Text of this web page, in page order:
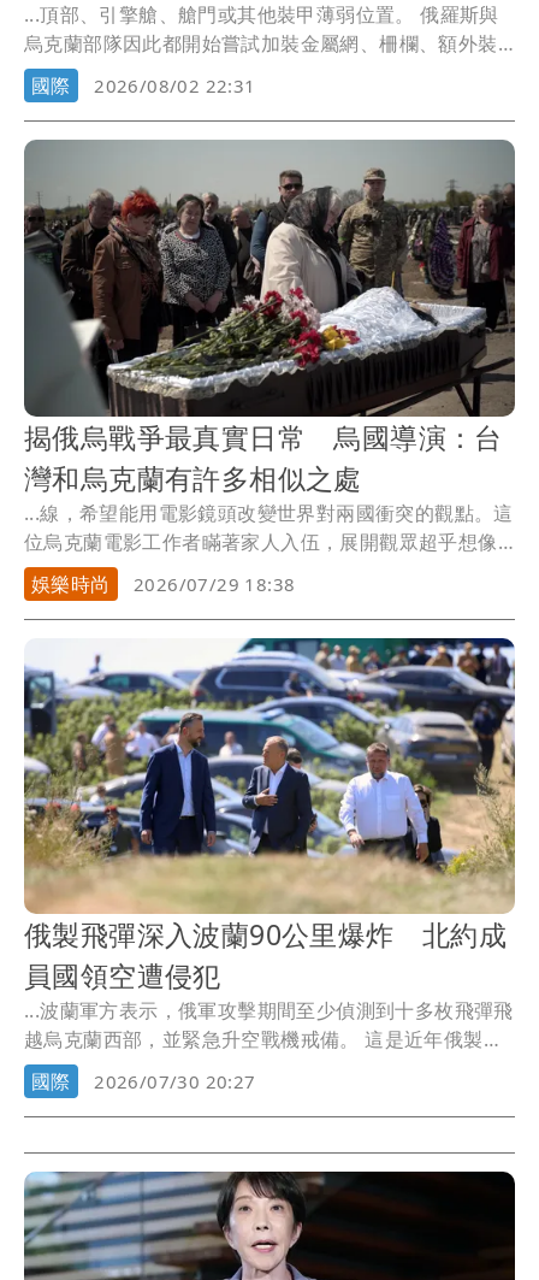
...頂部、引擎艙、艙門或其他裝甲薄弱位置。 俄羅斯與
烏克蘭部隊因此都開始嘗試加裝金屬網、柵欄、額外裝
甲...
國際 2026/08/02 22:31
揭俄烏戰爭最真實日常 烏國導演：台
灣和烏克蘭有許多相似之處
...線，希望能用電影鏡頭改變世界對兩國衝突的觀點。這
位烏克蘭電影工作者瞞著家人入伍，展開觀眾超乎想像
的軍...
娛樂時尚 2026/07/29 18:38
俄製飛彈深入波蘭90公里爆炸 北約成
員國領空遭侵犯
...波蘭軍方表示，俄軍攻擊期間至少偵測到十多枚飛彈飛
越烏克蘭西部，並緊急升空戰機戒備。 這是近年俄製
飛...
國際 2026/07/30 20:27